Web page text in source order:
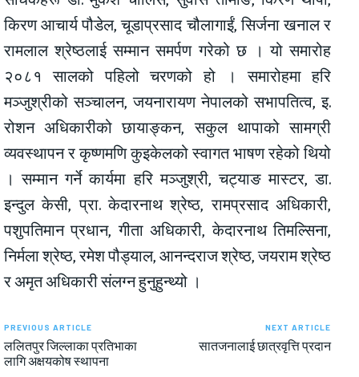
किरण आचार्य पौडेल, चूडाप्रसाद चौलागाईं, सिर्जना खनाल र
रामलाल श्रेष्ठलाई सम्मान समर्पण गरेको छ । यो समारोह
२०८१ सालको पहिलो चरणको हो । समारोहमा हरि
मञ्जुश्रीको सञ्चालन, जयनारायण नेपालको सभापतित्व, इ.
रोशन अधिकारीको छायाङ्कन, सकुल थापाको सामग्री
व्यवस्थापन र कृष्णमणि कुइकेलको स्वागत भाषण रहेको थियो
। सम्मान गर्ने कार्यमा हरि मञ्जुश्री, चट्याङ मास्टर, डा.
इन्दुल केसी, प्रा. केदारनाथ श्रेष्ठ, रामप्रसाद अधिकारी,
पशुपतिमान प्रधान, गीता अधिकारी, केदारनाथ तिमल्सिना,
निर्मला श्रेष्ठ, रमेश पौड्याल, आनन्दराज श्रेष्ठ, जयराम श्रेष्ठ
र अमृत अधिकारी संलग्न हुनुहुन्थ्यो ।
PREVIOUS ARTICLE
ललितपुर जिल्लाका प्रतिभाका
लागि अक्षयकोष स्थापना
NEXT ARTICLE
सातजनालाई छात्रवृत्ति प्रदान